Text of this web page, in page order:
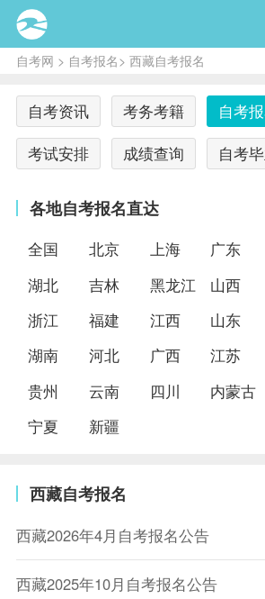
自考网 > 自考报名> 西藏自考报名
自考资讯 考务考籍 自考
考试安排
成绩查询 自考
各地自考报名直达
全国 北京 上海 广东
湖北
吉林 黑龙江 山西
浙江
福建 江西 山东
湖南
河北 广西 江苏
贵州
云南 四川 内蒙古
宁夏
新疆
西藏自考报名
西藏2026年4月自考报名公告
西藏2025年10月自考报名公告